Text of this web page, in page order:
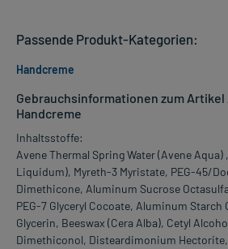
Gebrauchsinformationen zum Artikel
Handcreme
Inhaltsstoffe:
Avene Thermal Spring Water (Avene
Liquidum), Myreth-3 Myristate, PEG-45/
Dimethicone, Aluminum Sucrose
PEG-7 Glyceryl Cocoate, Aluminum Starch
Glycerin, Beeswax (Cera Alba), Cetyl
Dimethiconol, Disteardimonium Hectorite,
Passende Produkt-Kategorien:
Handcreme